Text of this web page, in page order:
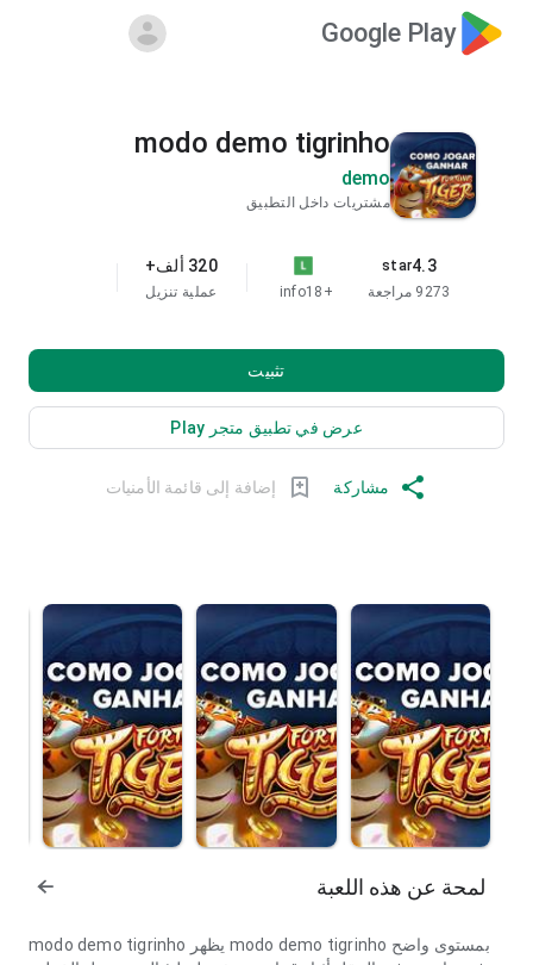
Google Play
modo demo tigrinho
demo
مشتريات داخل التطبيق
4.3
star
9273 مراجعة
+18
info
320 ألف+
عملية تنزيل
تثبيت
عرض في تطبيق متجر Play
مشاركة إضافة إلى قائمة الأمنيات
لمحة عن هذه اللعبة
modo demo tigrinho يظهر modo demo tigrinho بمستوى واضح